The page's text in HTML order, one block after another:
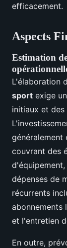
efficacement.
Aspects
Estimation
L'élaboration
sport exige
initiaux et des
couvrant des
dépenses de
récurrents
abonnements
et l'entretien
En outre,